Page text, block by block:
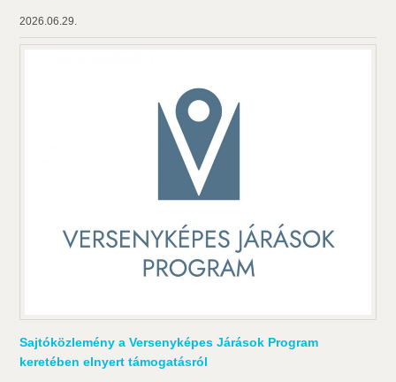
2026.06.29.
Sajtóközlemény a Versenyképes Járások Program
keretében elnyert támogatásról